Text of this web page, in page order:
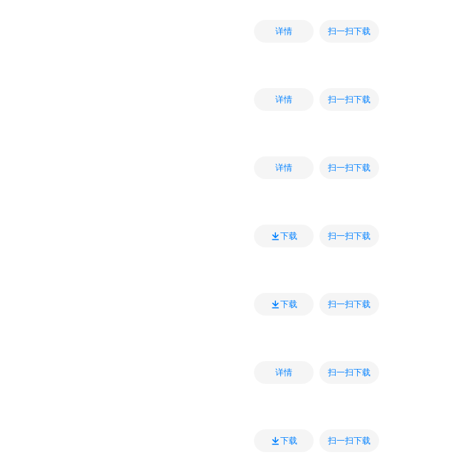
详情 扫一扫下载
详情 扫一扫下载
详情 扫一扫下载
下载 扫一扫下载
下载 扫一扫下载
详情 扫一扫下载
下载 扫一扫下载